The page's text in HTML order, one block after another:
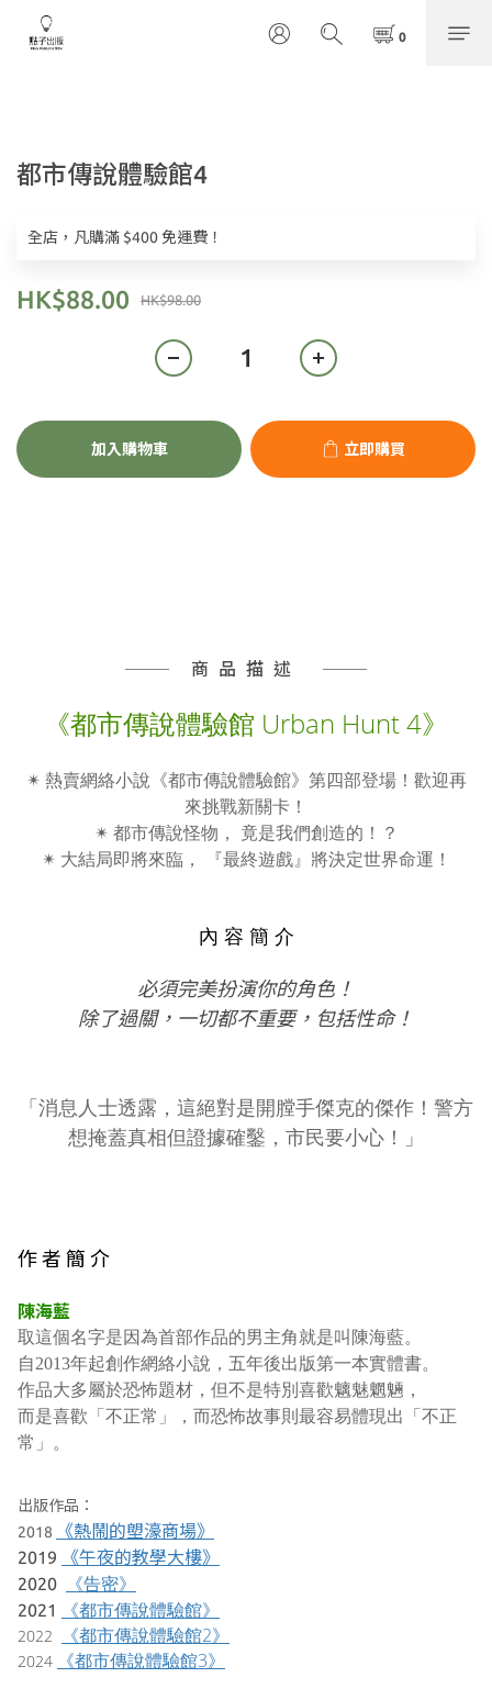
都市傳說體驗館4
全店，凡購滿 $400 免運費！
HK$98.00
HK$88.00
加入購物車 立即購買
商品描述
《都市傳說體驗館 Urban Hunt 4》
✴ 熱賣網絡小說《都市傳說體驗館》第四部登場！歡迎再
來挑戰新關卡！
✴ 都市傳說怪物， 竟是我們創造的！？
✴ 大結局即將來臨， 『最終遊戲』將決定世界命運！
內 容 簡 介
必須完美扮演你的角色！
除了過關，一切都不重要，包括性命！
「消息人士透露，這絕對是開膛手傑克的傑作！警方
想掩蓋真相但證據確鑿，市民要小心！」
作 者 簡 介
陳海藍
取這個名字是因為首部作品的男主角就是叫陳海藍。
自2013年起創作網絡小說，五年後出版第一本實體書。
作品大多屬於恐怖題材，但不是特別喜歡魑魅魍魎，
而是喜歡「不正常」，而恐怖故事則最容易體現出「不正
常」。
出版作品：
2018
《熱鬧的塱濠商場》
2019
《午夜的教學大樓》
2020
《告密》
2021 《都市傳說體驗館》
2022 《都市傳說體驗館2》
2024 《都市傳說體驗館3》